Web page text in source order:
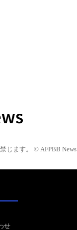
じます。 © AFPBB News
せ